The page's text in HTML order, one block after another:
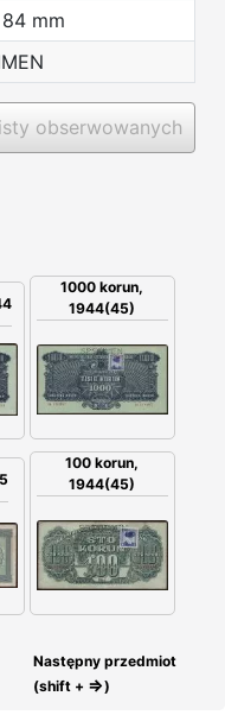
mm
obserwowanych
1000 korun,
1944(45)
100 korun,
1944(45)
Następny przedmiot
(shift + ⇒)